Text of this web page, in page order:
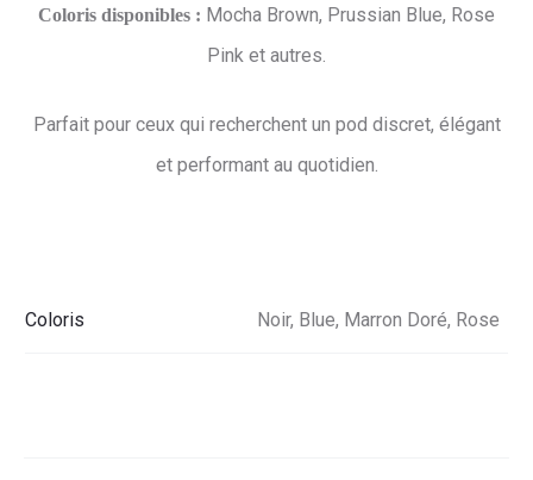
Coloris disponibles : Mocha Brown, Prussian Blue, Rose
Pink et autres.
Parfait pour ceux qui recherchent un pod discret, élégant
et performant au quotidien.
Coloris Noir, Blue, Marron Doré, Rose